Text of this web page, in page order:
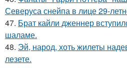
Северуса снейпа в лице 29-
47. Брат кайли дженнер
шаламе.
48. Эй, народ, хоть жилеты
лезете.